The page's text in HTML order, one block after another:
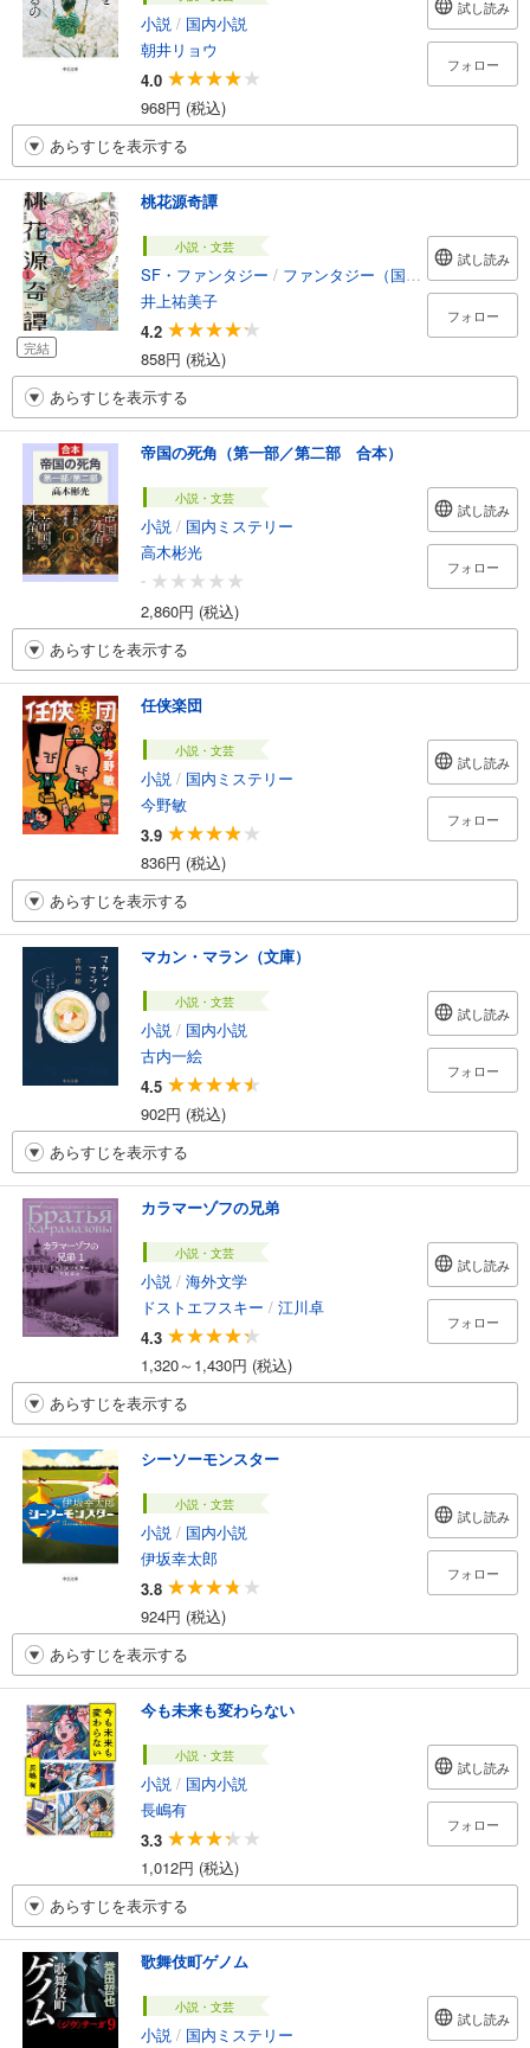
小説 / 国内小説
朝井リョウ
4.0
968円 (税込)
試し読み
フォロー
あらすじを表示する
完結
桃花源奇譚
小説・文芸
SF・ファンタジー / ファンタジー（国内）
井上祐美子
4.2
858円 (税込)
試し読み
フォロー
あらすじを表示する
帝国の死角（第一部／第二部 合本）
小説・文芸
小説 / 国内ミステリー
高木彬光
-
2,860円 (税込)
試し読み
フォロー
あらすじを表示する
任侠楽団
小説・文芸
小説 / 国内ミステリー
今野敏
3.9
836円 (税込)
試し読み
フォロー
あらすじを表示する
マカン・マラン（文庫）
小説・文芸
小説 / 国内小説
古内一絵
4.5
902円 (税込)
試し読み
フォロー
あらすじを表示する
カラマーゾフの兄弟
小説・文芸
小説 / 海外文学
ドストエフスキー / 江川卓
4.3
1,320～1,430円 (税込)
試し読み
フォロー
あらすじを表示する
シーソーモンスター
小説・文芸
小説 / 国内小説
伊坂幸太郎
3.8
924円 (税込)
試し読み
フォロー
あらすじを表示する
今も未来も変わらない
小説・文芸
小説 / 国内小説
長嶋有
3.3
1,012円 (税込)
試し読み
フォロー
あらすじを表示する
歌舞伎町ゲノム
小説・文芸
小説 / 国内ミステリー
試し読み